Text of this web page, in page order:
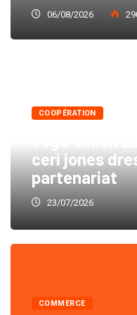
06/08/2026
COOPÉRATION
ceri jones
partenariat
23/07/2026
COMMERCE